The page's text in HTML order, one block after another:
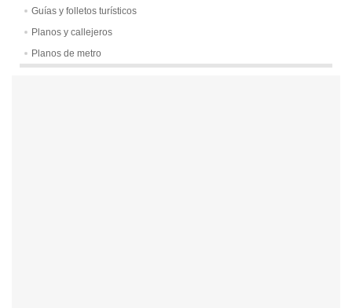
Guías y folletos turísticos
Planos y callejeros
Planos de metro